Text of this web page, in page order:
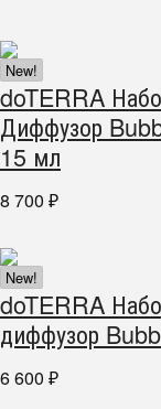
New!
doTERRA
Диффузор
15 мл
8 700 ₽
New!
doTERRA
диффузор
6 600 ₽